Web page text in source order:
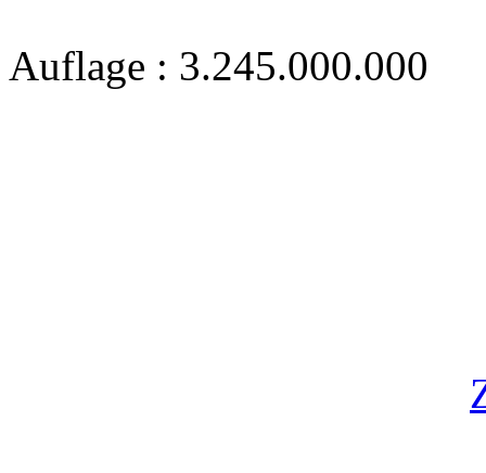
Auflage : 3.245.000.000